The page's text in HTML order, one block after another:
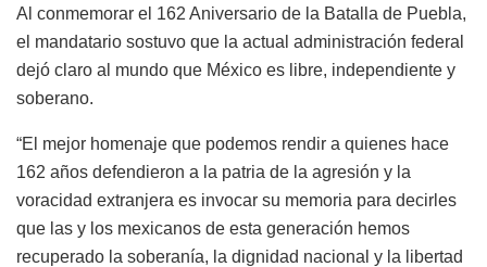
Al conmemorar el 162 Aniversario de la Batalla de Puebla,
el mandatario sostuvo que la actual administración federal
dejó claro al mundo que México es libre, independiente y
soberano.
“El mejor homenaje que podemos rendir a quienes hace
162 años defendieron a la patria de la agresión y la
voracidad extranjera es invocar su memoria para decirles
que las y los mexicanos de esta generación hemos
recuperado la soberanía, la dignidad nacional y la libertad